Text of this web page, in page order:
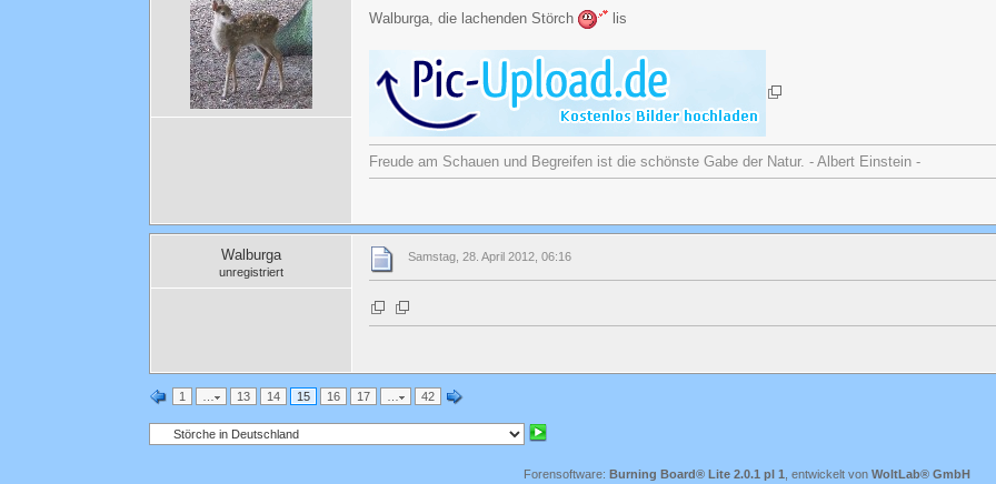
Walburga, die lachenden Störch lis
Freude am Schauen und Begreifen ist die schönste Gabe der Natur. - Albert Einstein -
Walburga
unregistriert
Samstag, 28. April 2012, 06:16
1 … 13 14 15 16 17 … 42
Forensoftware: Burning Board® Lite 2.0.1 pl 1 , entwickelt von WoltLab® GmbH